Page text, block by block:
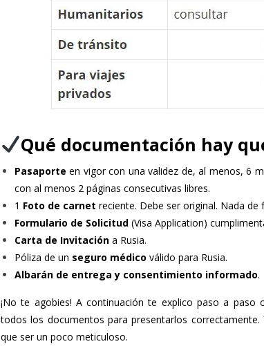
Qué documentación hay
Pasaporte en vigor con una validez de, al menos, 6
con al menos 2 páginas consecutivas libres.
1 Foto de carnet reciente. Debe ser original. Nada
Formulario de Solicitud (Visa Application)
Carta de Invitación a Rusia.
Póliza de un seguro médico válido para Rusia.
Albarán de entrega y consentimiento informado.
¡No te agobies! A continuación te explico paso a
todos los documentos para presentarlos
que ser un poco meticuloso.